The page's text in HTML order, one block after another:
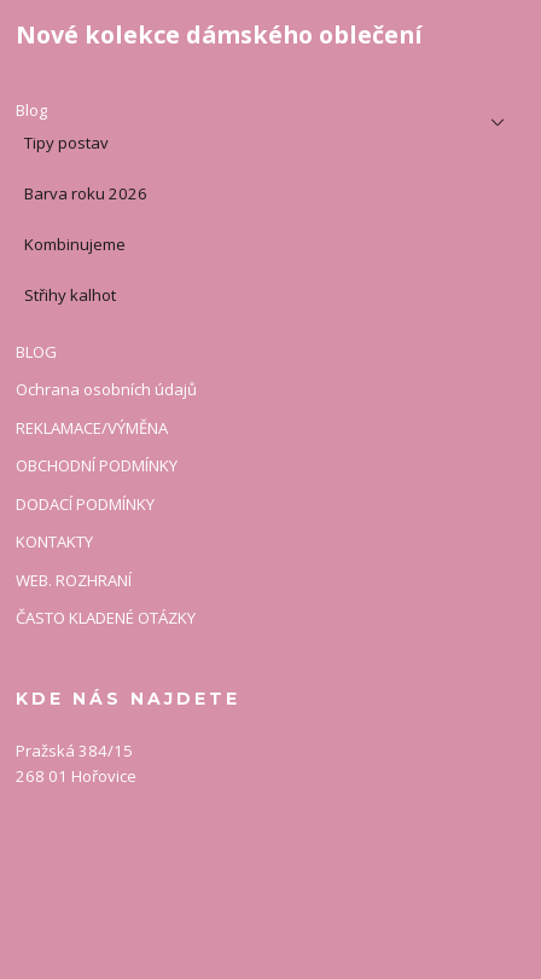
Nové kolekce dámského oblečení
Blog
Tipy postav
Barva roku 2026
Kombinujeme
Střihy kalhot
BLOG
Ochrana osobních údajů
REKLAMACE/VÝMĚNA
OBCHODNÍ PODMÍNKY
DODACÍ PODMÍNKY
KONTAKTY
WEB. ROZHRANÍ
ČASTO KLADENÉ OTÁZKY
KDE NÁS NAJDETE
Pražská 384/15
268 01 Hořovice